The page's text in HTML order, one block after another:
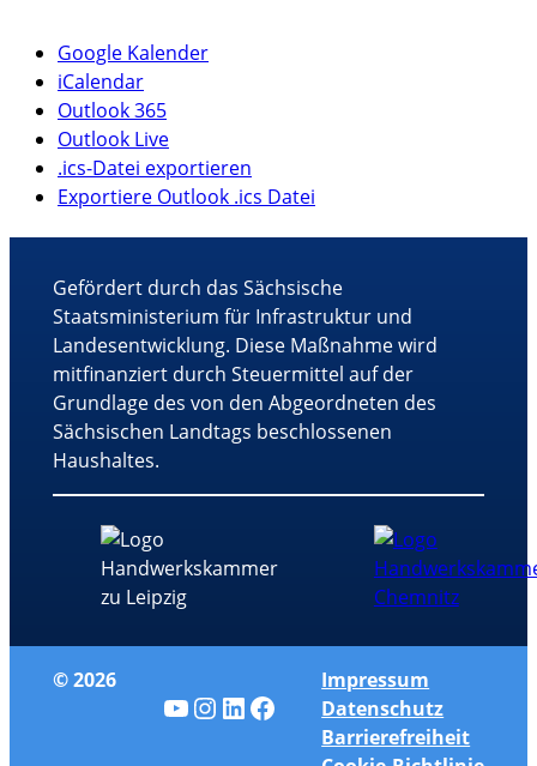
Google Kalender
iCalendar
Outlook 365
Outlook Live
.ics-Datei exportieren
Exportiere Outlook .ics Datei
Gefördert durch das Sächsische
Staatsministerium für Infrastruktur und
Landesentwicklung. Diese Maßnahme wird
mitfinanziert durch Steuermittel auf der
Grundlage des von den Abgeordneten des
Sächsischen Landtags beschlossenen
Haushaltes.
© 2026
YouTube
Instagram
LinkedIn
Facebook
Impressum
Datenschutz
Barrierefreiheit